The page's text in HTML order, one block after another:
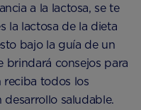
a la lactosa, se te
la lactosa de la dieta
bajo la guía de un
brindará consejos para
reciba todos los
saludable.